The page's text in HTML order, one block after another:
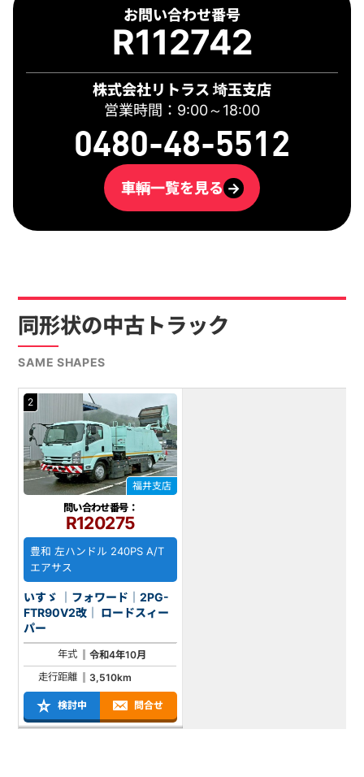
お問い合わせ番号
R112742
株式会社リトラス 埼玉支店
営業時間：9:00～18:00
0480-48-5512
車輌一覧を見る →
同形状の中古トラック
SAME SHAPES
2
福井支店
問い合わせ番号：
R120275
豊和 左ハンドル 240PS A/T
エアサス
いすゞ ｜フォワード｜2PG-
FTR90V2改｜ ロードスィー
パー
年式
令和4年10月
走行距離
3,510km
検討中 問合せ